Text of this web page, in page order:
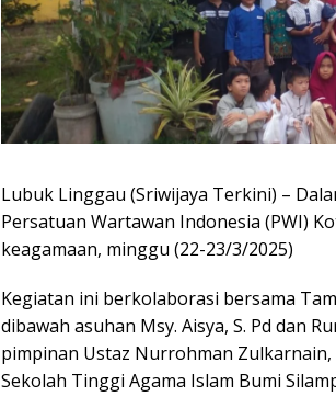
Lubuk Linggau (Sriwijaya Terkini) –
Persatuan Wartawan Indonesia (PWI)
keagamaan, minggu (22-23/3/2025)
Kegiatan ini berkolaborasi bersama
dibawah asuhan Msy. Aisya, S. Pd dan
pimpinan Ustaz Nurrohman Zulkarnain,
Sekolah Tinggi Agama Islam Bumi